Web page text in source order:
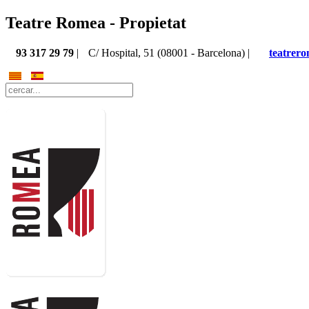
Teatre Romea - Propietat
93 317 29 79 | C/ Hospital, 51 (08001 - Barcelona) |